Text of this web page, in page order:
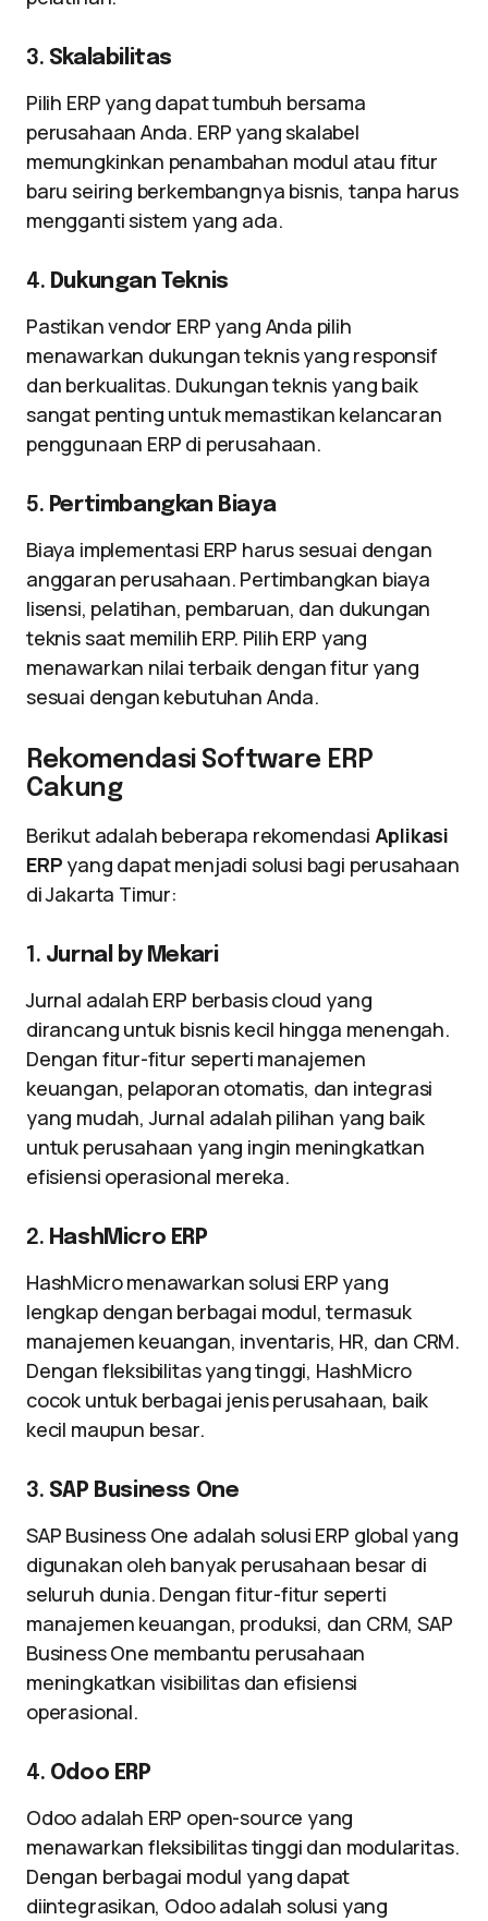
3. Skalabilitas
Pilih ERP yang dapat tumbuh bersama
perusahaan Anda. ERP yang skalabel
memungkinkan penambahan modul atau fitur
baru seiring berkembangnya bisnis, tanpa harus
mengganti sistem yang ada.
4. Dukungan Teknis
Pastikan vendor ERP yang Anda pilih
menawarkan dukungan teknis yang responsif
dan berkualitas. Dukungan teknis yang baik
sangat penting untuk memastikan kelancaran
penggunaan ERP di perusahaan.
5. Pertimbangkan Biaya
Biaya implementasi ERP harus sesuai dengan
anggaran perusahaan. Pertimbangkan biaya
lisensi, pelatihan, pembaruan, dan dukungan
teknis saat memilih ERP. Pilih ERP yang
menawarkan nilai terbaik dengan fitur yang
sesuai dengan kebutuhan Anda.
Rekomendasi Software ERP
Cakung
Berikut adalah beberapa rekomendasi Aplikasi
ERP yang dapat menjadi solusi bagi perusahaan
di Jakarta Timur:
1. Jurnal by Mekari
Jurnal adalah ERP berbasis cloud yang
dirancang untuk bisnis kecil hingga menengah.
Dengan fitur-fitur seperti manajemen
keuangan, pelaporan otomatis, dan integrasi
yang mudah, Jurnal adalah pilihan yang baik
untuk perusahaan yang ingin meningkatkan
efisiensi operasional mereka.
2. HashMicro ERP
HashMicro menawarkan solusi ERP yang
lengkap dengan berbagai modul, termasuk
manajemen keuangan, inventaris, HR, dan CRM.
Dengan fleksibilitas yang tinggi, HashMicro
cocok untuk berbagai jenis perusahaan, baik
kecil maupun besar.
3. SAP Business One
SAP Business One adalah solusi ERP global yang
digunakan oleh banyak perusahaan besar di
seluruh dunia. Dengan fitur-fitur seperti
manajemen keuangan, produksi, dan CRM, SAP
Business One membantu perusahaan
meningkatkan visibilitas dan efisiensi
operasional.
4. Odoo ERP
Odoo adalah ERP open-source yang
menawarkan fleksibilitas tinggi dan modularitas.
Dengan berbagai modul yang dapat
diintegrasikan, Odoo adalah solusi yang